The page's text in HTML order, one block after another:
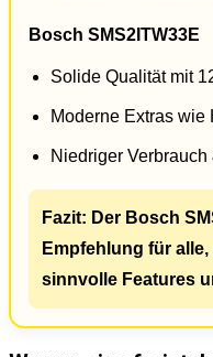
Bosch SMS2ITW33E
Solide Qualität mit
Moderne Extras wie
Niedriger
Fazit: Der Bosch
Empfehlung für
sinnvolle Features